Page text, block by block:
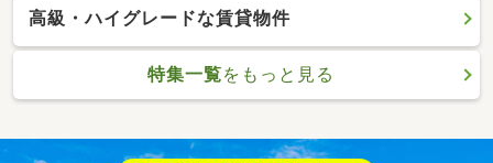
高級・ハイグレードな賃貸物件
特集一覧をもっと見る